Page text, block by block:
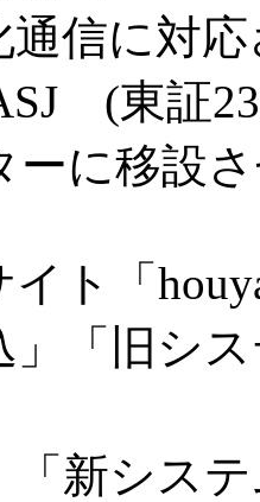
通信に対
(東証
ーに移設
ト「
」「旧シ
「新シス